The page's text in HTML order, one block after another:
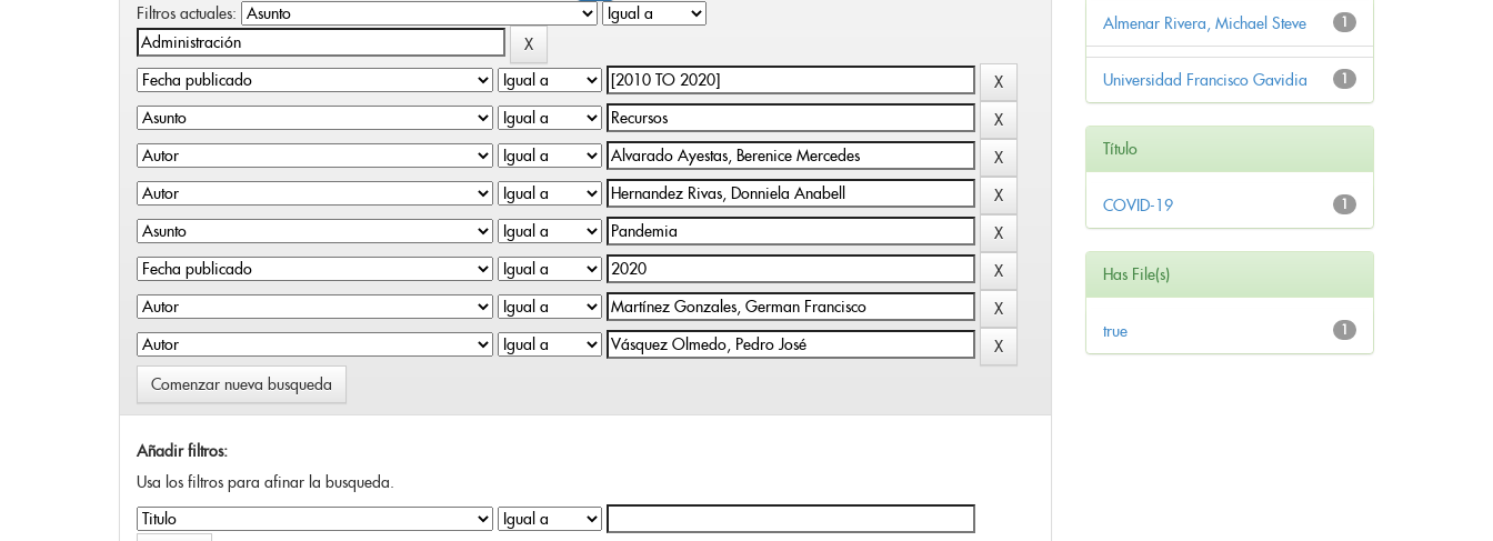
Filtros actuales:
Comenzar nueva busqueda
Añadir filtros:
Usa los filtros para afinar la busqueda.
1
Almenar Rivera, Michael Steve
1
Universidad Francisco Gavidia
Título
1
COVID-19
Has File(s)
1
true